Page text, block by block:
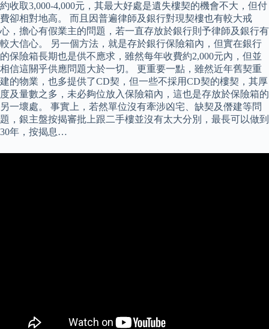
約收取3,000-4,000元，其最大好處是遺失樓契的機會不大，但付
費卻相對地高。 而且因普遍律師及銀行對現契樓也有較大戒
心，擔心有假業主的問題，若一直存放於銀行則予律師及銀行有
較大信心。 另一個方法，就是存於銀行保險箱內，但實在銀行
的保險箱長期也是供不應求，雖然每年收費約2,000元內，但並
相信這關乎供應問題大於一切。 更重要一點，雖然近年舊契重
建的物業，也多提供了CD契，但一些不採用CD契的樓契，其厚
度及量數之多，未必夠位放入保險箱內，這也是存放於保險箱的
另一壞處。 事實上，若然單位沒有牽涉凶宅、缺契及僭建等問
題，銀主盤按揭審批上跟二手樓並沒有太大分別，最長可以做到
30年，按揭息…